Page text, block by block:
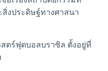
สิ่งประดิษฐ์ทางศาสนา
ร์ฟุตบอลบราซิล ตั้งอยู่ที่